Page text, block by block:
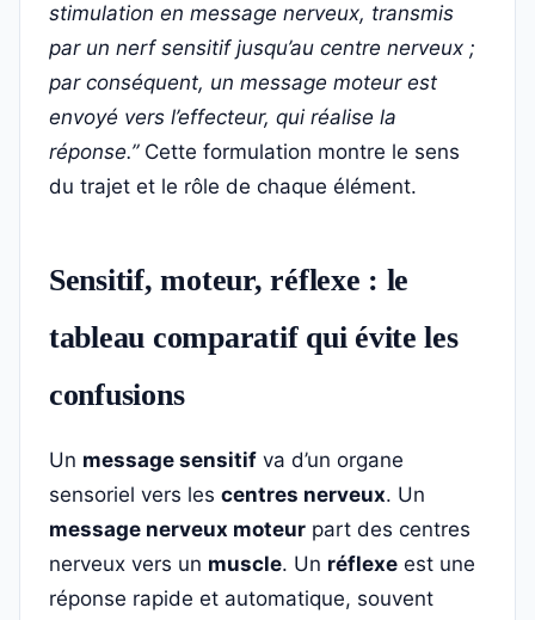
stimulation en message nerveux, transmis
par un nerf sensitif jusqu’au centre nerveux ;
par conséquent, un message moteur est
envoyé vers l’effecteur, qui réalise la
réponse.”Cette formulation montre le sens
du trajet et le rôle de chaque élément.
Sensitif, moteur, réflexe : le
tableau comparatif qui évite les
confusions
Un message sensitif va d’un organe
sensoriel vers les centres nerveux. Un
message nerveux moteur part des centres
nerveux vers un muscle. Un réflexe est une
réponse rapide et automatique, souvent